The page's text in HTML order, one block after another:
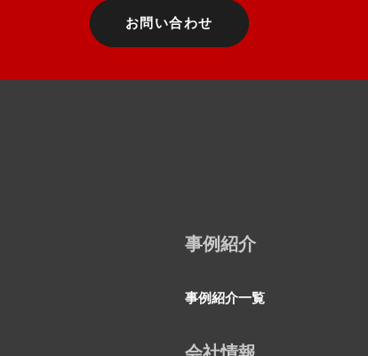
お問い合わせ
事例紹介
事例紹介一覧